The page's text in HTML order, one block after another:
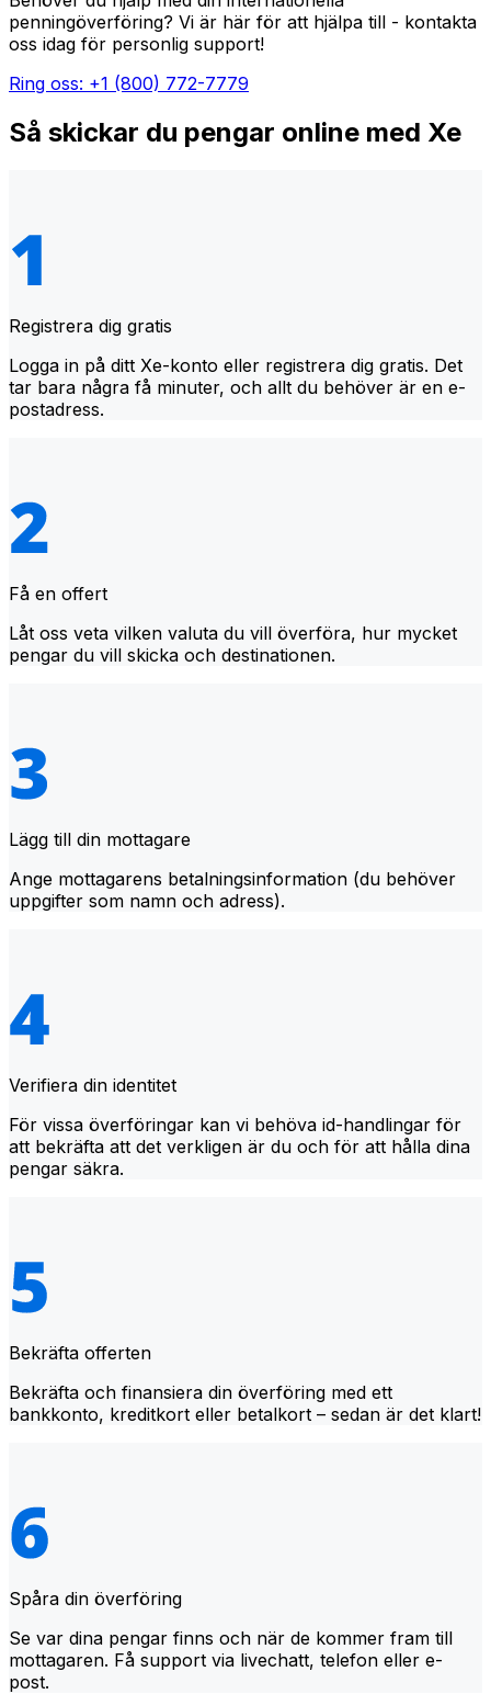
penningöverföring? Vi är här för att hjälpa till - kontakta
oss idag för personlig support!
Ring oss: +1 (800) 772-7779
Så skickar du pengar online med Xe
Registrera dig gratis
Logga in på ditt Xe-konto eller registrera dig gratis. Det
tar bara några få minuter, och allt du behöver är en e-
postadress.
Få en offert
Låt oss veta vilken valuta du vill överföra, hur mycket
pengar du vill skicka och destinationen.
Lägg till din mottagare
Ange mottagarens betalningsinformation (du behöver
uppgifter som namn och adress).
Verifiera din identitet
För vissa överföringar kan vi behöva id-handlingar för
att bekräfta att det verkligen är du och för att hålla dina
pengar säkra.
Bekräfta offerten
Bekräfta och finansiera din överföring med ett
bankkonto, kreditkort eller betalkort – sedan är det klart!
Spåra din överföring
Se var dina pengar finns och när de kommer fram till
mottagaren. Få support via livechatt, telefon eller e-
post.